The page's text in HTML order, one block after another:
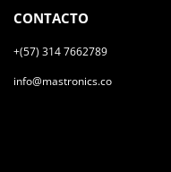
CONTACTO
+(57) 314 7662789
info@mastronics.co